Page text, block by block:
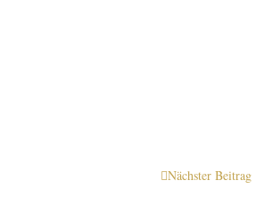
Nächster Beitrag